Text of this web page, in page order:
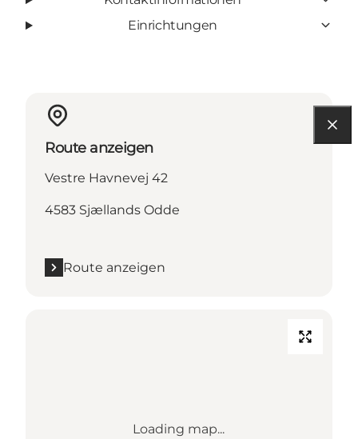
Einrichtungen
Route anzeigen
Vestre Havnevej 42
4583 Sjællands Odde
Route anzeigen
Loading map...